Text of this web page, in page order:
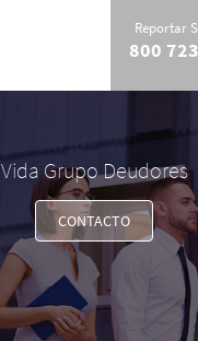
Reportar
800
Vida Grupo Deudores
CONTACTO